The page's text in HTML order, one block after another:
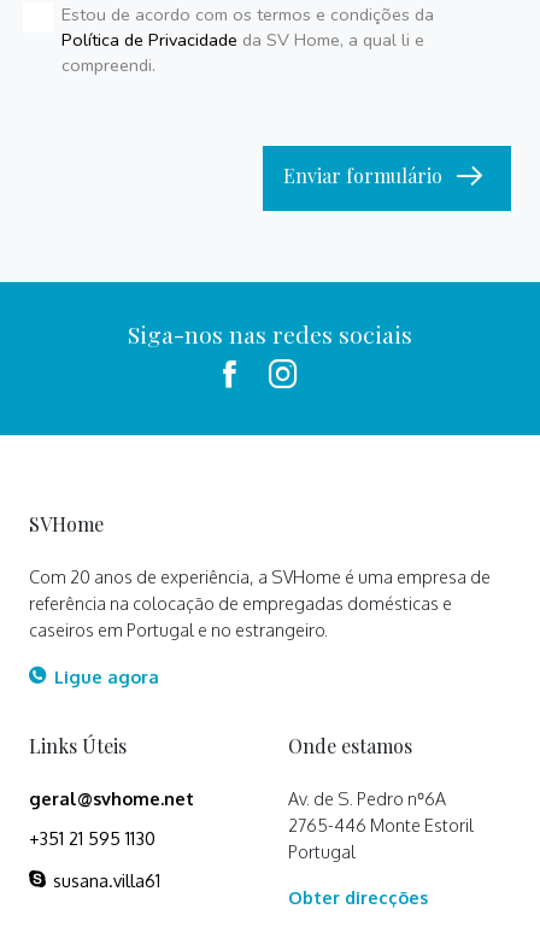
Estou de acordo com os termos e condições da
Política de Privacidade da SV Home, a qual li e
compreendi.
Enviar formulário
Siga-nos nas redes sociais
SVHome
Com 20 anos de experiência, a SVHome é uma empresa de
referência na colocação de empregadas domésticas e
caseiros em Portugal e no estrangeiro.
Ligue agora
Links Úteis
geral@svhome.net
+351 21 595 1130
susana.villa61
Onde estamos
Av. de S. Pedro nº6A
2765-446 Monte Estoril
Portugal
Obter direcções